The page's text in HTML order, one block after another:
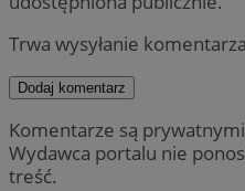
Trwa wysyłanie
Dodaj komentarz
Komentarze są
Wydawca portalu nie
treść.